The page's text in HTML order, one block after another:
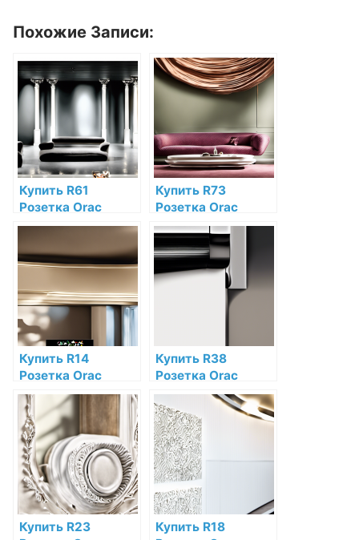
Похожие Записи:
Купить R61
Розетка Orac
Decor Полиуретан
интернет-
магазине
Купить R73
Розетка Orac
Decor Полиуретан
по низкой цене в
интернет-
магазине
Купить R14
Розетка Orac
Decor Полиуретан
по низкой цене в
интернет-
магазине
Купить R38
Розетка Orac
Decor Полиуретан
по низкой цене в
интернет-
магазине
Купить R23
Купить R18